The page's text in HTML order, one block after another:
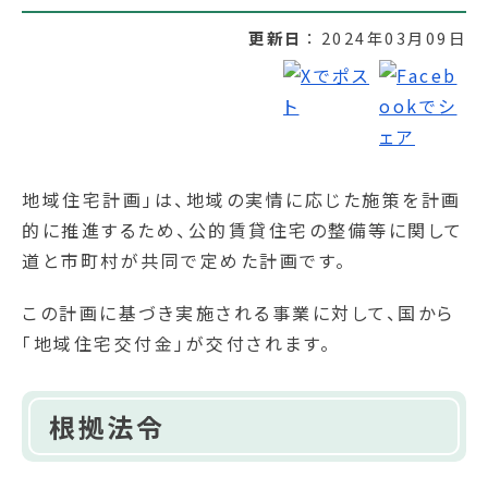
更新日 2024年03月09日
地域住宅計画」は、地域の実情に応じた施策を計画
的に推進するため、公的賃貸住宅の整備等に関して
道と市町村が共同で定めた計画です。
この計画に基づき実施される事業に対して、国から
「地域住宅交付金」が交付されます。
根拠法令